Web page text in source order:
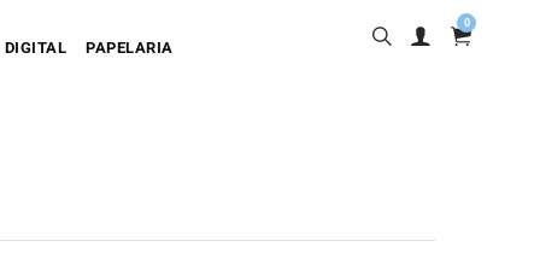
0
DIGITAL PAPELARIA